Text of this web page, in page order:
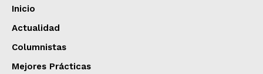
Inicio
Actualidad
Columnistas
Mejores Prácticas